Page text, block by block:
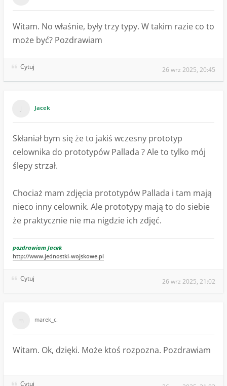
Witam. No właśnie, były trzy typy. W takim razie co to
może być? Pozdrawiam
Cytuj 26 wrz 2025, 20:45
Jacek
Skłaniał bym się że to jakiś wczesny prototyp
celownika do prototypów Pallada ? Ale to tylko mój
ślepy strzał.
Chociaż mam zdjęcia prototypów Pallada i tam mają
nieco inny celownik. Ale prototypy mają to do siebie
że praktycznie nie ma nigdzie ich zdjęć.
pozdrawiam Jacek
http://www.jednostki-wojskowe.pl
Cytuj 26 wrz 2025, 21:02
marek_c.
Witam. Ok, dzięki. Może ktoś rozpozna. Pozdrawiam
Cytuj